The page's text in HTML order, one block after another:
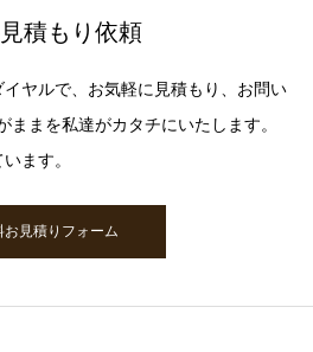
積もり依頼
ヤルで、お気軽に見積もり、お問い
まを私達がカタチにいたします。
ます。
お見積りフォーム